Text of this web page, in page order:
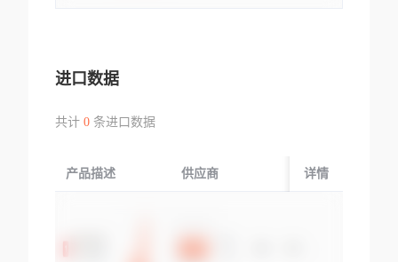
进口数据
共计 0条进口数据
产品描述 供应商 起运国/地区
详情